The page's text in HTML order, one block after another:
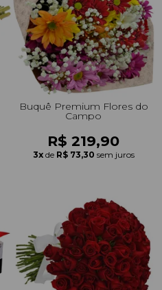
Buquê Premium Flores do
Campo
R$ 219,90
3x de R$ 73,30 sem juros